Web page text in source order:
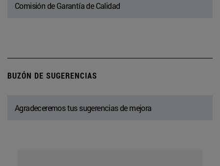
Comisión de Garantía de Calidad
BUZÓN DE SUGERENCIAS
Agradeceremos tus sugerencias de mejora